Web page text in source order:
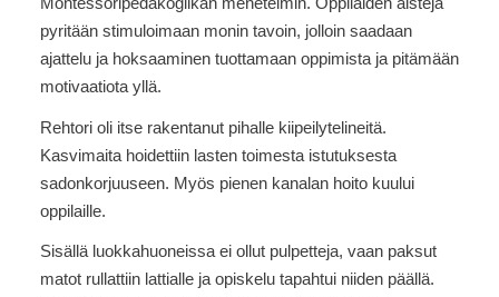
pyritään stimuloimaan monin tavoin, jolloin saadaan
ajattelu ja hoksaaminen tuottamaan oppimista ja pitämään
motivaatiota yllä.
Rehtori oli itse rakentanut pihalle kiipeilytelineitä.
Kasvimaita hoidettiin lasten toimesta istutuksesta
sadonkorjuuseen. Myös pienen kanalan hoito kuului
oppilaille.
Sisällä luokkahuoneissa ei ollut pulpetteja, vaan paksut
matot rullattiin lattialle ja opiskelu tapahtui niiden päällä.